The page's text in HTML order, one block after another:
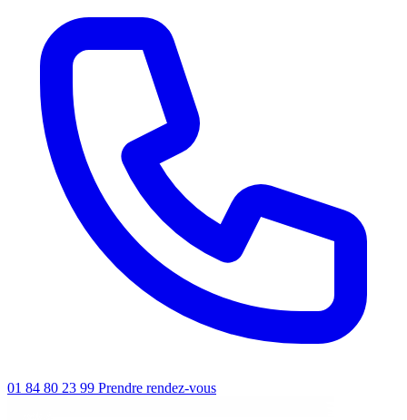
01 84 80 23 99 Prendre rendez-vous